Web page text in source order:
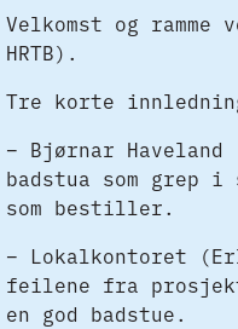
Velkomst og
HRTB).
Tre korte
– Bjørnar
badstua som grep
som bestiller.
– Lokalkontoret
feilene fra
en god badstue.